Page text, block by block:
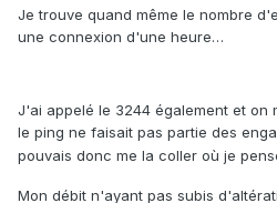
Je trouve quand même le nombre
une connexion d'une heure…
J'ai appelé le 3244 également et on
le ping ne faisait pas partie des
pouvais donc me la coller où je
Mon débit n'ayant pas subis